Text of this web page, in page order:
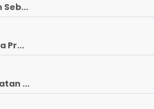
Pr...
...